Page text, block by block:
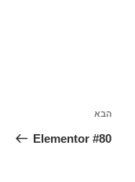
הפוסט
הבא
הבא
Elementor #80